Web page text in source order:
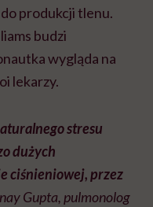
produkcji tlenu.
budzi
wygląda na
lekarzy.
stresu
dużych
ciśnieniowej, przez
Gupta, pulmonolog